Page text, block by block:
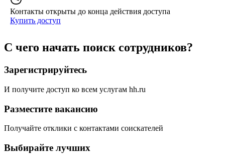
Контакты открыты до конца действия доступа
Купить доступ
С чего начать поиск сотрудников?
Зарегистрируйтесь
И получите доступ ко всем услугам hh.ru
Разместите вакансию
Получайте отклики с контактами соискателей
Выбирайте лучших